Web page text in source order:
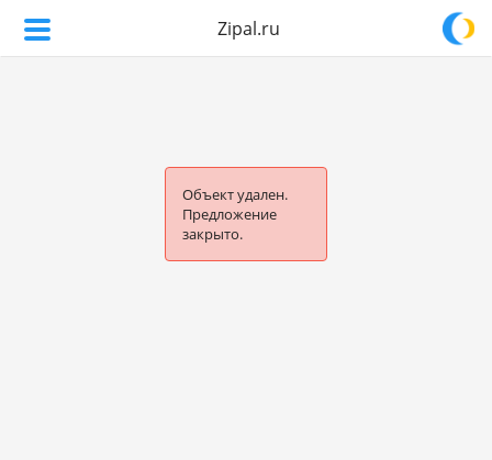
Zipal.ru
Объект удален.
Предложение
закрыто.